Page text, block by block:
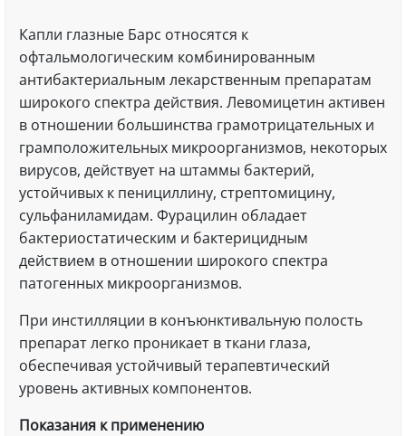
Капли глазные Барс относятся к
офтальмологическим комбинированным
антибактериальным лекарственным препаратам
широкого спектра действия. Левомицетин активен
в отношении большинства грамотрицательных и
грамположительных микроорганизмов, некоторых
вирусов, действует на штаммы бактерий,
устойчивых к пенициллину, стрептомицину,
сульфаниламидам. Фурацилин обладает
бактериостатическим и бактерицидным
действием в отношении широкого спектра
патогенных микроорганизмов.
При инстилляции в конъюнктивальную полость
препарат легко проникает в ткани глаза,
обеспечивая устойчивый терапевтический
уровень активных компонентов.
Показания к применению